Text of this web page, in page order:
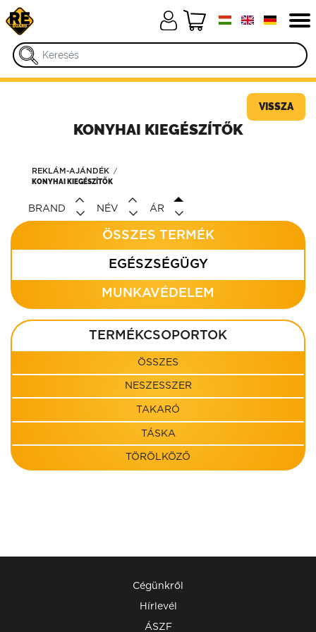
VISSZA
KONYHAI KIEGÉSZÍTŐK
REKLÁM-AJÁNDÉK
KONYHAI KIEGÉSZÍTŐK
BRAND NÉV ÁR
ÖSSZES TERMÉK
EGÉSZSÉGÜGY
MUNKAVÉDELEM
TERMÉKCSOPORTOK
ÖSSZES
NESZESSZER
TAKARÓ
TÁSKA
TÖRÖLKÖZŐ
Cégünkről
Hírlevél
ÁSZF